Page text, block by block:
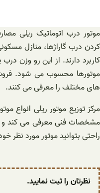
موتور درب اتوماتیک ریلی
کردن درب گاراژها، منازل
کاربرد دارند. از این رو وزن
موتورها محسوب می شود.
های مختلف را معرفی می کنند.
مرکز توزیع موتور ریلی انواع
مشخصات فنی معرفی می کند و
راحتی بتوانید موتور مورد نظر
نظرتان را ثبت نمایید.